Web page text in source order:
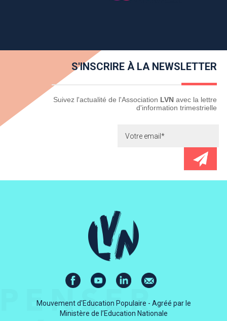
S'INSCRIRE À LA NEWSLETTER
Newsletter Suivez l'actualité de l'Association LVN avec la lettre
d'information trimestrielle
Mouvement d'Education Populaire - Agréé par le
Ministère de l’Education Nationale